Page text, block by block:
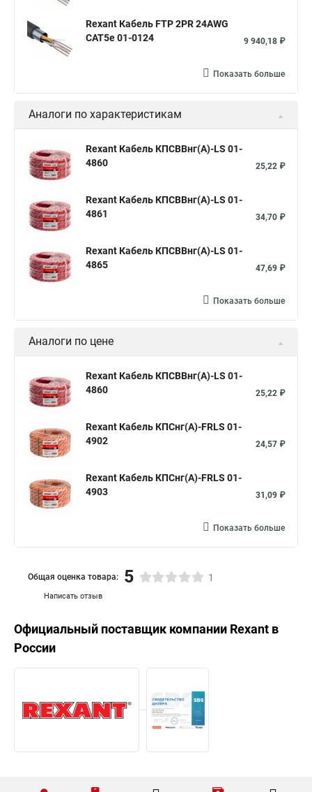
Rexant Кабель FTP 2PR 24AWG
CAT5e 01-0124
9 940,18 ₽
Показать больше
Аналоги по характеристикам
Rexant Кабель КПСВВнг(А)-LS 01-
4860
25,22 ₽
Rexant Кабель КПСВВнг(А)-LS 01-
4861
34,70 ₽
Rexant Кабель КПСВВнг(А)-LS 01-
4865
47,69 ₽
Показать больше
Аналоги по цене
Rexant Кабель КПСВВнг(А)-LS 01-
4860
25,22 ₽
Rexant Кабель КПСнг(А)-FRLS 01-
4902
24,57 ₽
Rexant Кабель КПСнг(А)-FRLS 01-
4903
31,09 ₽
Показать больше
Написать отзыв
Общая оценка товара: 5 1
Официальный поставщик компании Rexant в
России